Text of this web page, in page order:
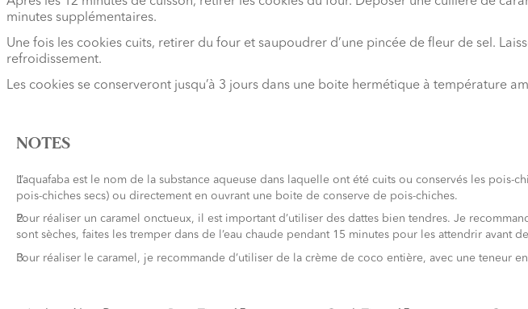
minutes supplémentaires.
Une fois les cookies cuits, retirer du four et saupoudrer d’une pincée de fleur de sel.
refroidissement.
Les cookies se conserveront jusqu’à 3 jours dans une boite hermétique à température
NOTES
L’aquafaba est le nom de la substance aqueuse dans laquelle ont été cuits ou conservés les
pois-chiches secs) ou directement en ouvrant une boite de conserve de pois-chiches.
Pour réaliser un caramel onctueux, il est important d’utiliser des dattes bien tendres. Je
sont sèches, faites les tremper dans de l’eau chaude pendant 15 minutes pour les attendrir avant
Pour réaliser le caramel, je recommande d’utiliser de la crème de coco entière, avec une teneur